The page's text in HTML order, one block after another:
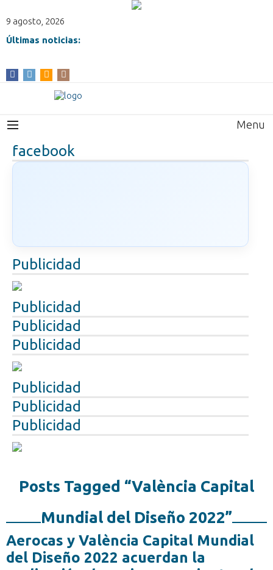
9 agosto, 2026
Últimas noticias:
Menu
facebook
Publicidad
Publicidad
Publicidad
Publicidad
Publicidad
Publicidad
Publicidad
Posts Tagged “València Capital
Mundial del Diseño 2022”
Aerocas y València Capital Mundial
del Diseño 2022 acuerdan la